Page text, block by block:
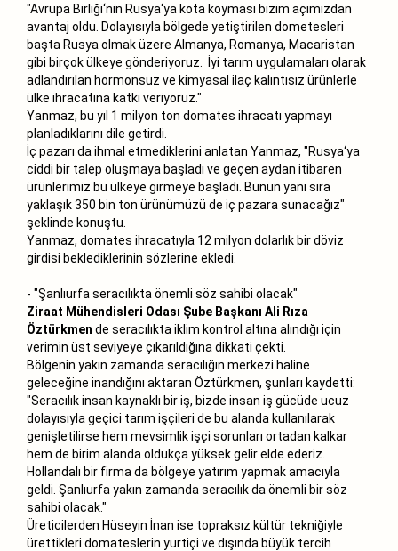
"Avrupa Birliği‘nin Rusya‘ya kota koyması bizim açımızdan
avantaj oldu. Dolayısıyla bölgede yetiştirilen dometesleri
başta Rusya olmak üzere Almanya, Romanya, Macaristan
gibi birçok ülkeye gönderiyoruz. İyi tarım uygulamaları olarak
adlandırılan hormonsuz ve kimyasal ilaç kalıntısız ürünlerle
ülke ihracatına katkı veriyoruz."
Yanmaz, bu yıl 1 milyon ton domates ihracatı yapmayı
planladıklarını dile getirdi.
İç pazarı da ihmal etmediklerini anlatan Yanmaz, "Rusya‘ya
ciddi bir talep oluşmaya başladı ve geçen aydan itibaren
ürünlerimiz bu ülkeye girmeye başladı. Bunun yanı sıra
yaklaşık 350 bin ton ürünümüzü de iç pazara sunacağız"
şeklinde konuştu.
Yanmaz, domates ihracatıyla 12 milyon dolarlık bir döviz
girdisi beklediklerinin sözlerine ekledi.
- "Şanlıurfa seracılıkta önemli söz sahibi olacak"
Ziraat Mühendisleri Odası Şube Başkanı Ali Rıza
Öztürkmen de seracılıkta iklim kontrol altına alındığı için
verimin üst seviyeye çıkarıldığına dikkati çekti.
Bölgenin yakın zamanda seracılığın merkezi haline
geleceğine inandığını aktaran Öztürkmen, şunları kaydetti:
"Seracılık insan kaynaklı bir iş, bizde insan iş gücüde ucuz
dolayısıyla geçici tarım işçileri de bu alanda kullanılarak
genişletilirse hem mevsimlik işçi sorunları ortadan kalkar
hem de birim alanda oldukça yüksek gelir elde ederiz.
Hollandalı bir firma da bölgeye yatırım yapmak amacıyla
geldi. Şanlıurfa yakın zamanda seracılık da önemli bir söz
sahibi olacak."
Üreticilerden Hüseyin İnan ise topraksız kültür tekniğiyle
ürettikleri domateslerin yurtiçi ve dışında büyük tercih